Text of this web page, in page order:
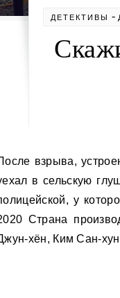
ДЕТЕКТИВЫ -
его невесты, криминальный профайлер
в сельскую
у
Страна
хён, Ким Сан-хун